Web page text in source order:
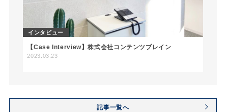
インタビュー
【Case Interview】株式会社コンテンツブレイン
2023.03.23
記事一覧へ